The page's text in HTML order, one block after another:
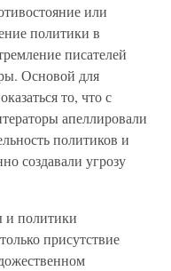
или
политики в
писателей
Основой для
то, что с
апеллировали
политиков и
создавали угрозу
и политики
присутствие